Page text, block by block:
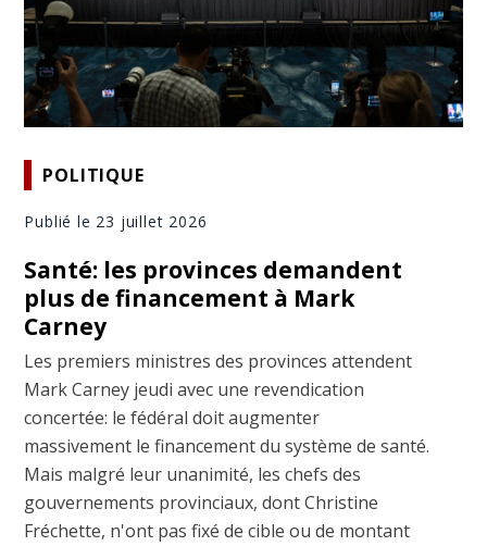
POLITIQUE
Publié le 23 juillet 2026
Santé: les provinces demandent
plus de financement à Mark
Carney
Les premiers ministres des provinces attendent
Mark Carney jeudi avec une revendication
concertée: le fédéral doit augmenter
massivement le financement du système de santé.
Mais malgré leur unanimité, les chefs des
gouvernements provinciaux, dont Christine
Fréchette, n'ont pas fixé de cible ou de montant